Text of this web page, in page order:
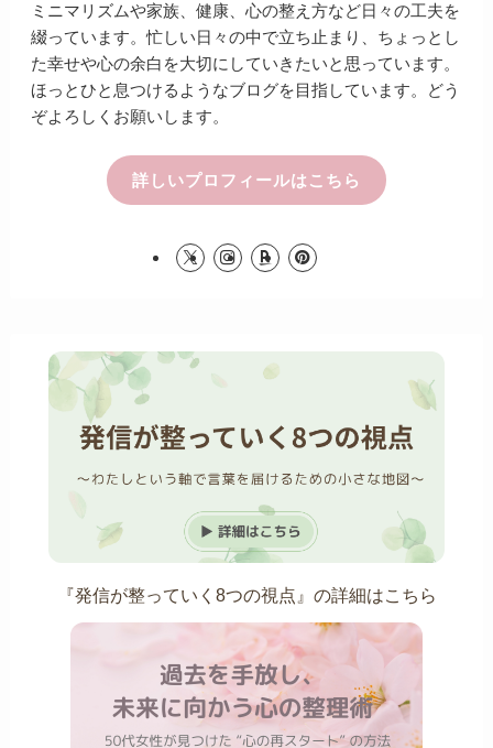
ミニマリズムや家族、健康、心の整え方など日々の工夫を
綴っています。忙しい日々の中で立ち止まり、ちょっとし
た幸せや心の余白を大切にしていきたいと思っています。
ほっとひと息つけるようなブログを目指しています。どう
ぞよろしくお願いします。
詳しいプロフィールはこちら
『発信が整っていく8つの視点』の詳細はこちら